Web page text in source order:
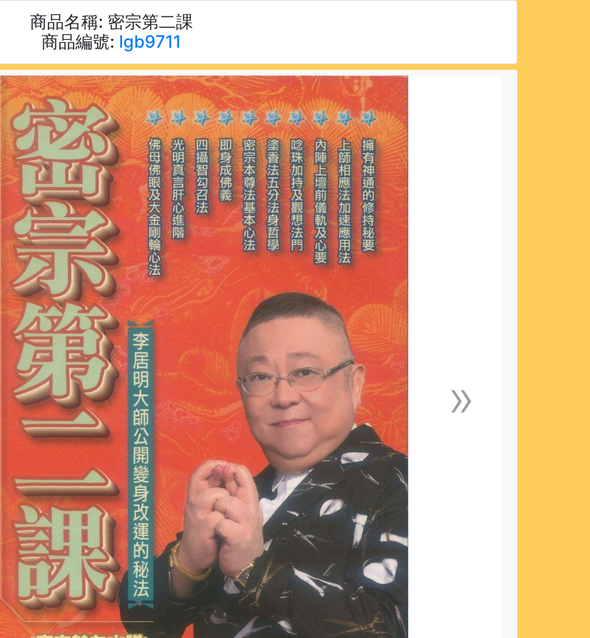
商品名稱: 密宗第二課
商品編號: lgb9711
»下一張